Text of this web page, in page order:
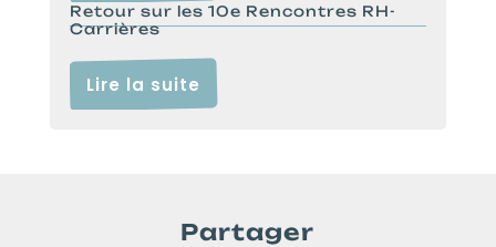
Retour sur les 10e Rencontres RH-
Carrières
Lire la suite
Partager